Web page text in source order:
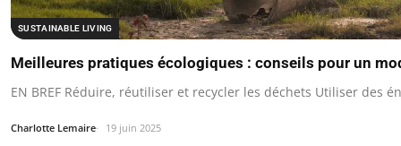
SUSTAINABLE LIVING
Meilleures pratiques écologiques : conseils pour un
EN BREF Réduire, réutiliser et recycler les déchets Utiliser des
Charlotte Lemaire 19 juin 2025